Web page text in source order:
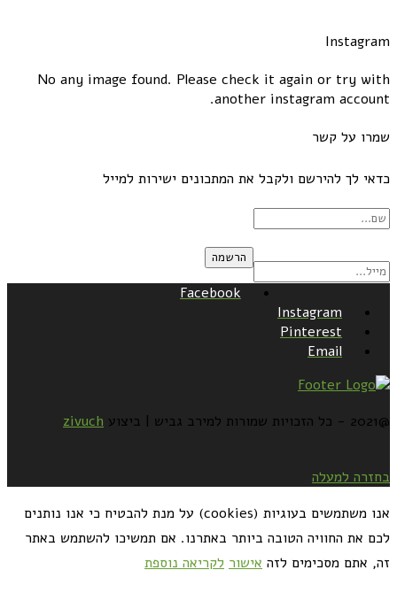
Instagram
No any image found. Please check it again or try with
another instagram account.
שמרו על קשר
כדאי לך להירשם ולקבל את המתכונים ישירות למייל
Facebook
Instagram
Pinterest
Email
@2021 - כל הזכויות שמורות למירב גביש | ביצוע zivuch
בחזרה למעלה
אנו משתמשים בעוגיות (cookies) על מנת להבטיח כי אנו נותנים
לכם את החוויה הטובה ביותר באתרנו. אם תמשיכו להשתמש באתר
זה, אתם מסכימים לזה אישור לקריאה נוספת